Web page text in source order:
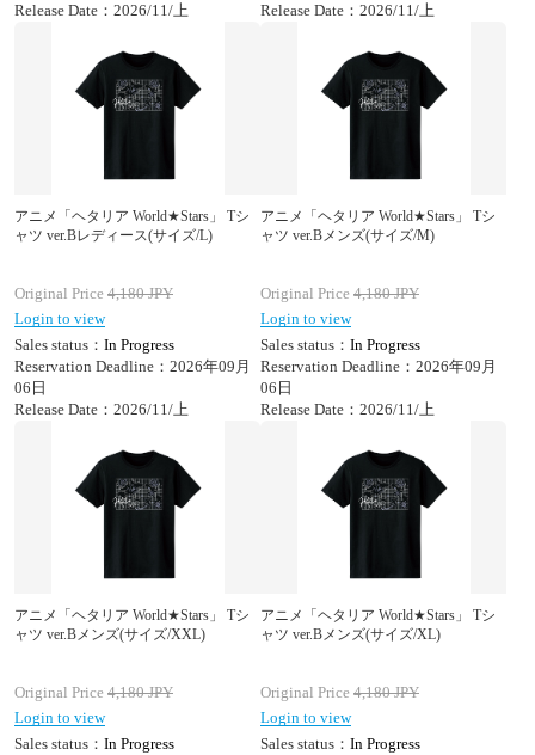
Release Date：2026/11/上
Release Date：2026/11/上
アニメ「ヘタリア World★Stars」 Tシ
ャツ ver.Bレディース(サイズ/L)
Original Price 4,180JPY
Login to view
Sales status： In Progress
Reservation Deadline：2026年09月
06日
Release Date：2026/11/上
アニメ「ヘタリア World★Stars」 Tシ
ャツ ver.Bメンズ(サイズ/M)
Original Price 4,180JPY
Login to view
Sales status： In Progress
Reservation Deadline：2026年09月
06日
Release Date：2026/11/上
アニメ「ヘタリア World★Stars」 Tシ
ャツ ver.Bメンズ(サイズ/XXL)
Original Price 4,180JPY
Login to view
Sales status： In Progress
アニメ「ヘタリア World★Stars」 Tシ
ャツ ver.Bメンズ(サイズ/XL)
Original Price 4,180JPY
Login to view
Sales status： In Progress